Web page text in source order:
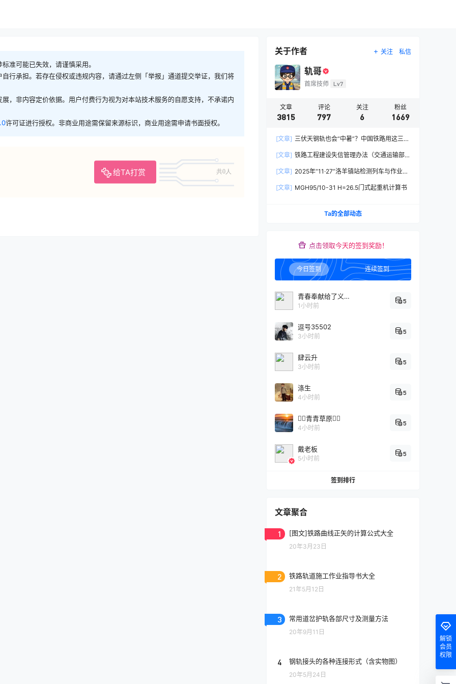
准可能已失效，请谨慎采用。
行承担。若存在侵权或违规内容，请通过左侧「举报」通道提交举证，我们将
，非内容定价依据。用户付费行为视为对本站技术服务的自愿支持，不承诺内
许可证进行授权。非商业用途需保留来源标识，商业用途需申请书面授权。
给TA打赏 共0人
关于作者 关注 私信
轨哥
首席技师 Lv7
文章
3815
评论
797
关注
6
粉丝
1669
[文章] 三伏天钢轨也会“中暑”？中国铁路用这三招
[文章] 铁路工程建设失信管理办法（交通运输部
[文章] 2025年“11·27”洛羊镇站检测列车与作业人
[文章] MGH95/10-31 H=26.5门式起重机计算书
Ta的全部动态
点击领取今天的签到奖励！
今日签到 连续签到
青春奉献给了义务教育
1小时前
5
逗号35502
3小时前
5
肆云升
3小时前
5
涤生
4小时前
5
青青草原
4小时前
5
戴老板
5小时前
5
签到排行
文章聚合
1 [图文]铁路曲线正矢的计算公式大全
20年3月23日
2 铁路轨道施工作业指导书大全
21年5月12日
3 常用道岔护轨各部尺寸及测量方法
20年9月11日
4 钢轨接头的各种连接形式（含实物图）
20年5月24日
解锁
会员
权限